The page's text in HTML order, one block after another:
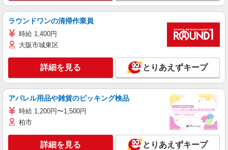
ラウンドワンの清掃作業員
時給 1,400円
大阪市城東区
詳細を見る とりあえずキープ
アパレル用品や雑貨のピッキング検品
時給 1,200円〜1,500円
柏市
詳細を見る とりあえずキープ